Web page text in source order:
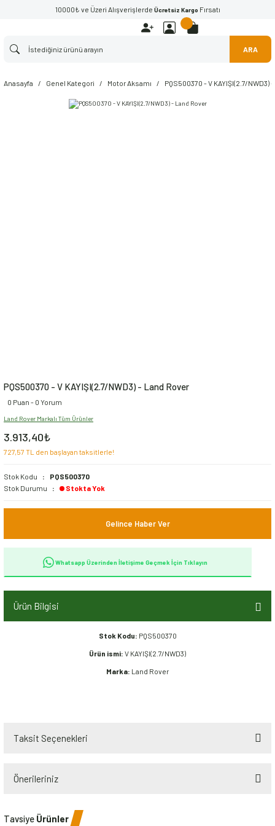
10000₺ ve Üzeri Alışverişlerde Ücretsiz Kargo Fırsatı
ARA
Anasayfa Genel Kategori Motor Aksamı PQS500370 - V KAYIŞI(2.7/NWD3)
PQS500370 - V KAYIŞI(2.7/NWD3) - Land Rover
0 Puan - 0 Yorum
Land Rover Markalı Tüm Ürünler
3.913,40₺
727,57 TL den başlayan taksitlerle!
Stok Kodu
PQS500370
Stok Durumu
Stokta Yok
Gelince Haber Ver
Whatsapp Üzerinden İletişime Geçmek İçin Tıklayın
Ürün Bilgisi
Stok Kodu: PQS500370
Ürün ismi: V KAYIŞI(2.7/NWD3)
Marka: Land Rover
Taksit Seçenekleri
Önerileriniz
Bu ürünün fiyat bilgisi, resim, ürün açıklamalarında ve diğer konularda
yetersiz gördüğünüz noktaları öneri formunu kullanarak tarafımıza
Tavsiye Ürünler